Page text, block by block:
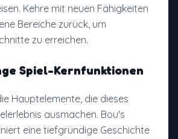
Kehre mit neuen Fähigkeiten
Bereiche zurück, um
zu erreichen.
Spiel-Kernfunktionen
Hauptelemente, die dieses
ausmachen. Bou's
eine tiefgründige Geschichte